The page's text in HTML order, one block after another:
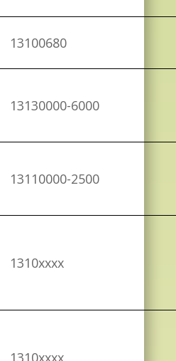
13100680
13130000-6000
13110000-2500
1310xxxx
1310xxxx